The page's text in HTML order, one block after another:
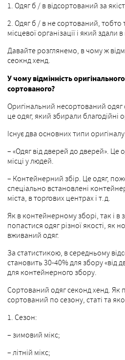
1. Одяг б / в відсортований за
2. Одяг б / в не сортований, тобто
місцевої організації і який здали
Давайте розглянемо, в чому ж
сеокнд хенд.
У чому відмінність
сортованого?
Оригінальний несортований одяг
це одяг, який збирали благодійні
Існує два основних типи
– «Одяг від дверей до дверей». Це
місці у людей.
– Контейнерний збір. Це одяг,
спеціально встановлені
міста, в торгових центрах і т.д.
Як в контейнерному зборі, так і в
попастися одяг різної якості, як
вживаний одяг.
За статистикою, в середньому
становить 30-40% для збору «від
для контейнерного збору.
Сортований одяг секонд хенд. Як
сортований по сезону, статі та
1. Сезон:
– зимовий мікс;
– літній мікс;